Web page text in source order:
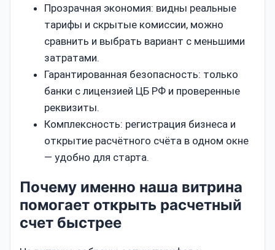
Прозрачная экономия: видны реальные
тарифы и скрытые комиссии, можно
сравнить и выбрать вариант с меньшими
затратами.
Гарантированная безопасность: только
банки с лицензией ЦБ РФ и проверенные
реквизиты.
Комплексность: регистрация бизнеса и
открытие расчётного счёта в одном окне
— удобно для старта.
Почему именно наша витрина
помогает открыть расчетный
счет быстрее